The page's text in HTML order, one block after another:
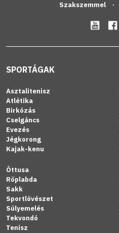
Szakszemmel
SPORTÁGAK
Asztalitenisz
Atlétika
Birkózás
Cselgáncs
Evezés
Jégkorong
Kajak-kenu
Öttusa
Röplabda
Sakk
Sportlövészet
Súlyemelés
Tekvondó
Tenisz